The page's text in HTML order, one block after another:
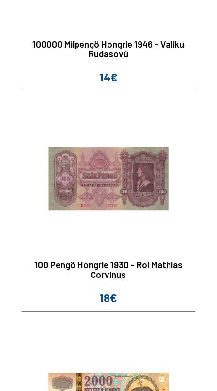
100000 Milpengö Hongrie 1946 - Valiku
Rudasovú
Prix
14€
100 Pengö Hongrie 1930 - Roi Mathias
Corvinus
Prix
18€